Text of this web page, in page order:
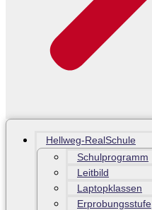
Hellweg-RealSchule
Schulprogramm
Leitbild
Laptopklassen
Erprobungsstufe